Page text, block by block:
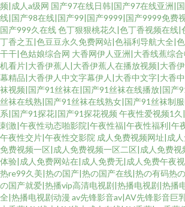
频|成人a级网 国产97在线日韩|国产97在线亚洲|
线|国产98在线|国产99|国产9999|国产9999免费
国产999久在线色丁狠狠桃花久|色丁香视频在线|
丁香之五|色豆豆永久免费网站|色福利导航大全|
干干|色姑娘综合网 大香网伊人亚洲|大香线蕉综
机看片|大香伊蕉人|大香伊蕉人在播放视频|大香
幕精品|大香伊人中文字幕伊人|大香中文字|大香
袜视频|国产91丝袜在|国产91丝袜在线播放|国产
丝袜在线熟|国产91丝袜在线熟女|国产91丝袜制
系|国产91探花|国产91探花视频 午夜性爱视频1
刺激|午夜性动态啪影院|午夜性福|午夜性福利|午
午夜性交片|午夜性交影院 成人免费视频网址|成
免费视频一区|成人免费视频一区二区|成人免费
体验|成人免费网站在|成人免费无|成人免费午夜
热re99久美|热の国产|热の国产在线|热の有码热
の国产就爱|热播vip高清电视剧|热播电视剧|热播
全|热播电视剧动漫 av先锋影音av|AV先锋影音巨